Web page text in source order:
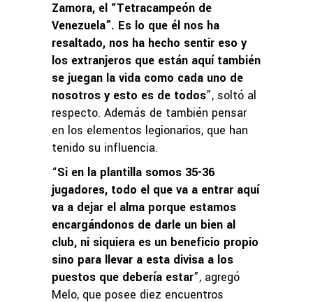
Zamora, el “Tetracampeón de
Venezuela”. Es lo que él nos ha
resaltado, nos ha hecho sentir eso y
los extranjeros que están aquí también
se juegan la vida como cada uno de
nosotros y esto es de todos”, soltó al
respecto. Además de también pensar
en los elementos legionarios, que han
tenido su influencia.
“Si en la plantilla somos 35-36
jugadores, todo el que va a entrar aquí
va a dejar el alma porque estamos
encargándonos de darle un bien al
club, ni siquiera es un beneficio propio
sino para llevar a esta divisa a los
puestos que debería estar”, agregó
Melo, que posee diez encuentros